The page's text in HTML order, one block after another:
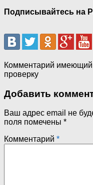
Подписывайтесь на
Комментарий имеющий
проверку
Добавить
Ваш адрес email не
поля помечены *
Комментарий *